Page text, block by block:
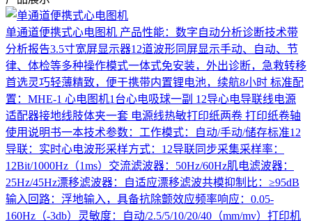
单通道便携式心电图机 产品性能：数字自动分析诊断技术带
分析报告3.5寸宽屏显示器12道波形同屏显示手动、自动、节
律、体检等多种操作模式一体式免安装，外出诊断，急救转移
首选灵巧轻薄精致，便于携带内置锂电池，续航8小时 标准配
置：MHE-1 心电图机1台心电吸球一副 12导心电导联线电源
适配器接地线肢体夹一套 电源线热敏打印纸两卷 打印纸卷轴
使用说明书一本技术参数：工作模式：自动/手动/储存标准12
导联：实时心电波形采样方式：12导联同步采集采样率：
12Bit/1000Hz（1ms）交流滤波器：50Hz/60Hz肌电滤波器：
25Hz/45Hz漂移滤波器：自适应漂移滤波共模抑制比：≥95dB
输入回路：浮地输入，具备抗除颤效应频率响应：0.05-
160Hz（-3db）灵敏度：自动/2.5/5/10/20/40（mm/mv）打印机